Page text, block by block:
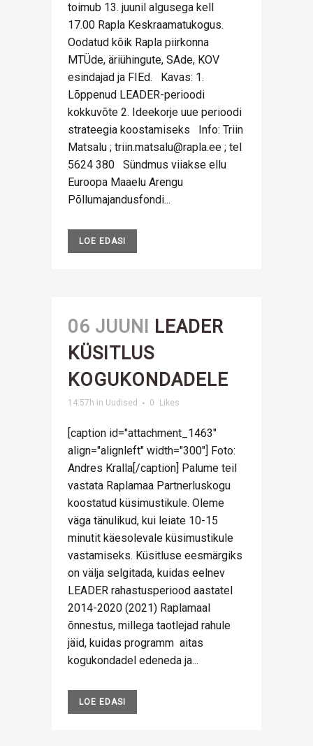
toimub 13. juunil algusega kell
17.00 Rapla Keskraamatukogus.
Oodatud kõik Rapla piirkonna
MTÜde, äriühingute, SAde, KOV
esindajad ja FIEd. Kavas: 1.
Lõppenud LEADER-perioodi
kokkuvõte 2. Ideekorje uue perioodi
strateegia koostamiseks Info: Triin
Matsalu ; triin.matsalu@rapla.ee ; tel
5624 380 Sündmus viiakse ellu
Euroopa Maaelu Arengu
Põllumajandusfondi...
LOE EDASI
06 JUUNI
LEADER
KÜSITLUS
KOGUKONDADELE
14:57h in Uudised 0 Likes
[caption id="attachment_1463"
align="alignleft" width="300"] Foto:
Andres Kralla[/caption] Palume teil
vastata Raplamaa Partnerluskogu
koostatud küsimustikule. Oleme
väga tänulikud, kui leiate 10-15
minutit käesolevale küsimustikule
vastamiseks. Küsitluse eesmärgiks
on välja selgitada, kuidas eelnev
LEADER rahastusperiood aastatel
2014-2020 (2021) Raplamaal
õnnestus, millega taotlejad rahule
jäid, kuidas programm aitas
kogukondadel edeneda ja...
LOE EDASI